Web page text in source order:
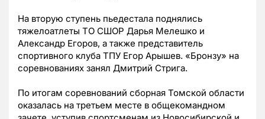
На вторую ступень пьедестала поднялись
тяжелоатлеты ТО СШОР Дарья Мелешко и
Александр Егоров, а также представитель
спортивного клуба ТПУ Егор Арышев. «Бронзу» на
соревнованиях занял Дмитрий Стрига.
По итогам соревнований сборная Томской области
оказалась на третьем месте в общекомандном